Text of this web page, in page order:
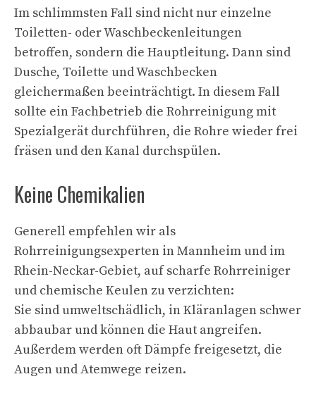
Im schlimmsten Fall sind nicht nur einzelne
Toiletten- oder Waschbeckenleitungen
betroffen, sondern die Hauptleitung. Dann sind
Dusche, Toilette und Waschbecken
gleichermaßen beeinträchtigt. In diesem Fall
sollte ein Fachbetrieb die Rohrreinigung mit
Spezialgerät durchführen, die Rohre wieder frei
fräsen und den Kanal durchspülen.
Keine Chemikalien
Generell empfehlen wir als
Rohrreinigungsexperten in Mannheim und im
Rhein-Neckar-Gebiet, auf scharfe Rohrreiniger
und chemische Keulen zu verzichten:
Sie sind umweltschädlich, in Kläranlagen schwer
abbaubar und können die Haut angreifen.
Außerdem werden oft Dämpfe freigesetzt, die
Augen und Atemwege reizen.